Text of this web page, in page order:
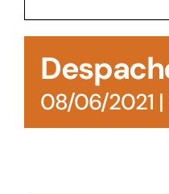
Acesso à Informação
08/06/2021